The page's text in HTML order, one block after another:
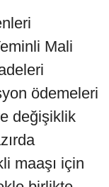
Mali
ödemeleri
değişiklik
maaşı için